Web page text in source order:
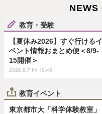
NEWS
教育・受験
【夏休み2026】すぐ行けるイ
ベント情報おまとめ便＜8/9-
15開催＞
2026.8.7 Fri 19:45
教育イベント
東京都市大「科学体験教室」